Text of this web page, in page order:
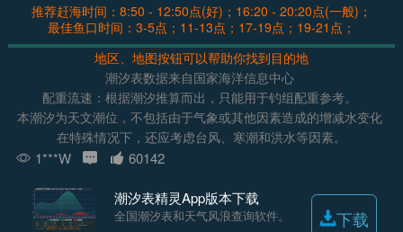
推荐赶海时间：8:50 - 12:50点(好)；16:20 - 20:20点(一般)；
最佳鱼口时间：3-5点；11-13点；17-19点；19-21点；
地区、地图按钮可以帮助你找到目的地
潮汐表数据来自国家海洋信息中心
配重流速：根据潮汐推算而出，只能用于钓组配重参考。
本潮汐为天文潮位，不包括由于气象或其他因素造成的增减水变化
在特殊情况下，还应考虑台风、寒潮和洪水等因素。
1***W 60142
潮汐表精灵App版本下载
全国潮汐表和天气风浪查询软件。 下载